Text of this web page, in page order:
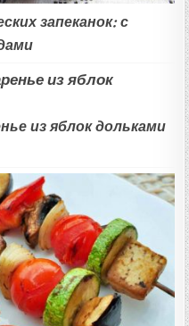
запеканок: с
из яблок дольками